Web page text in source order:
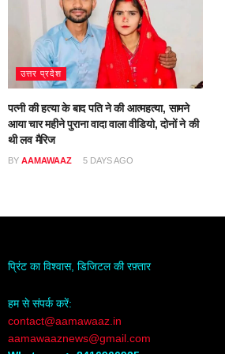
उत्तर प्रदेश
पत्नी की हत्या के बाद पति ने की आत्महत्या, सामने
आया चार महीने पुराना वादा वाला वीडियो, दोनों ने की
थी लव मैरिज
BY AAMAWAAZ 5 DAYS AGO
प्रिंट का विश्वास, डिजिटल की रफ़्तार
हम से संपर्क करें:
contact@aamawaaz.in
aamawaaznews@gmail.com